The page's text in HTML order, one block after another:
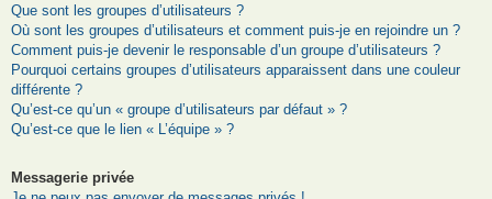
Que sont les groupes d’utilisateurs ?
Où sont les groupes d’utilisateurs et comment puis-je en rejoindre un ?
Comment puis-je devenir le responsable d’un groupe d’utilisateurs ?
Pourquoi certains groupes d’utilisateurs apparaissent dans une couleur
différente ?
Qu’est-ce qu’un « groupe d’utilisateurs par défaut » ?
Qu’est-ce que le lien « L’équipe » ?
Messagerie privée